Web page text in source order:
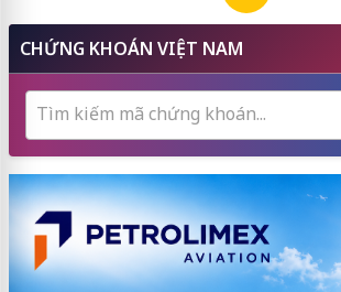
CHỨNG KHOÁN VIỆT NAM
Tìm kiếm mã chứng khoán...